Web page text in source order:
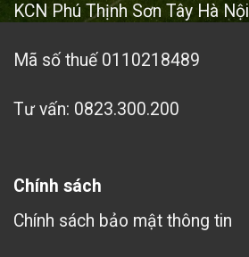
KCN Phú Thịnh Sơn Tây Hà Nội
Mã số thuế 0110218489
Tư vấn: 0823.300.200
Chính sách
Chính sách bảo mật thông tin